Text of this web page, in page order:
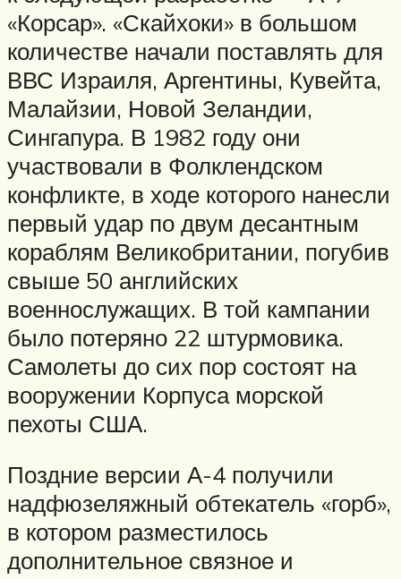
«Корсар». «Скайхоки» в большом
количестве начали поставлять для
ВВС Израиля, Аргентины, Кувейта,
Малайзии, Новой Зеландии,
Сингапура. В 1982 году они
участвовали в Фолклендском
конфликте, в ходе которого нанесли
первый удар по двум десантным
кораблям Великобритании, погубив
свыше 50 английских
военнослужащих. В той кампании
было потеряно 22 штурмовика.
Самолеты до сих пор состоят на
вооружении Корпуса морской
пехоты США.
Поздние версии А-4 получили
надфюзеляжный обтекатель «горб»,
в котором разместилось
дополнительное связное и